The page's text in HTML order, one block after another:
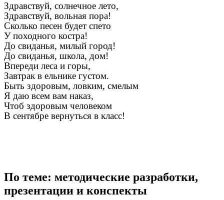
Здравствуй, солнечное лето,
Здравствуй, вольная пора!
Сколько песен будет спето
У походного костра!
До свиданья, милый город!
До свиданья, школа, дом!
Впереди леса и горы,
Завтрак в ельнике густом.
Быть здоровым, ловким, смелым
Я даю всем вам наказ,
Чтоб здоровым человеком
В сентябре вернуться в класс!
По теме: методические разработки,
презентации и конспекты